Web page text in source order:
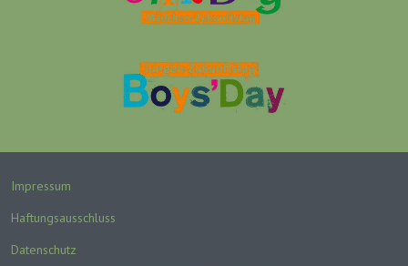
Impressum
Haftungsausschluss
Datenschutz